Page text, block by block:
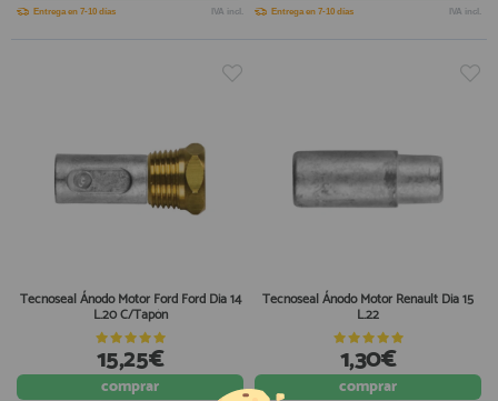
Entrega en 7-10 días IVA incl. Entrega en 7-10 días IVA incl.
Tecnoseal Ánodo Motor Ford Ford Dia 14
L.20 C/Tapón
15,25€
comprar
Tecnoseal Ánodo Motor Renault Dia 15
L.22
1,30€
comprar